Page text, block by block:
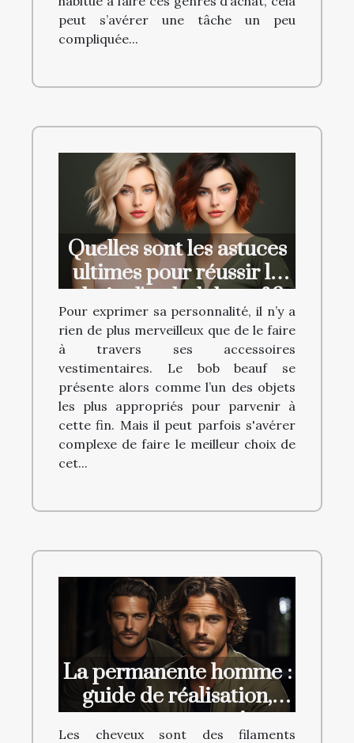
peut s’avérer une tâche un peu
compliquée...
Quelles sont les astuces
ultimes pour réussir le
choix d'un bob beauf ?
Pour exprimer sa personnalité, il n’y a
rien de plus merveilleux que de le faire
à travers ses accessoires
vestimentaires. Le bob beauf se
présente alors comme l’un des objets
les plus appropriés pour parvenir à
cette fin. Mais il peut parfois s'avérer
complexe de faire le meilleur choix de
cet...
La permanente homme :
guide de réalisation,
avantages et prix
Les cheveux sont des filaments